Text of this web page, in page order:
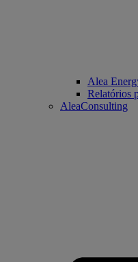
Alea
Relatórios
AleaConsulting